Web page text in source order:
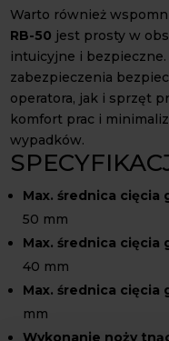
Warto również
RB-50 jest prosty w
intuicyjne i
zabezpieczenia
operatora, jak i sprzęt
komfort prac i
wypadków.
Max. średnica cięcia
50 mm
Max. średnica cięcia
40 mm
Max. średnica cięcia
mm
Wykonanie noży